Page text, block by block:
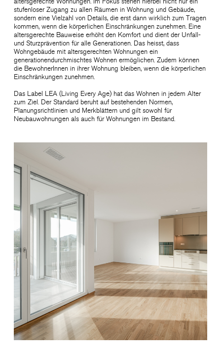
stufenloser Zugang zu allen Räumen in Wohnung und Gebäude,
sondern eine Vielzahl von Details, die erst dann wirklich zum Tragen
kommen, wenn die körperlichen Einschränkungen zunehmen. Eine
altersgerechte Bauweise erhöht den Komfort und dient der Unfall-
und Sturzprävention für alle Generationen. Das heisst, dass
Wohngebäude mit altersgerechten Wohnungen ein
generationendurchmischtes Wohnen ermöglichen. Zudem können
die BewohnerInnen in ihrer Wohnung bleiben, wenn die körperlichen
Einschränkungen zunehmen.
Das Label LEA (Living Every Age) hat das Wohnen in jedem Alter
zum Ziel. Der Standard beruht auf bestehenden Normen,
Planungsrichtlinien und Merkblättern und gilt sowohl für
Neubauwohnungen als auch für Wohnungen im Bestand.